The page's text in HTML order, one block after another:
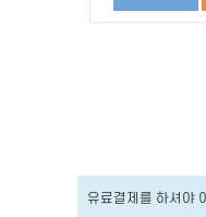
유료결제를 하셔야